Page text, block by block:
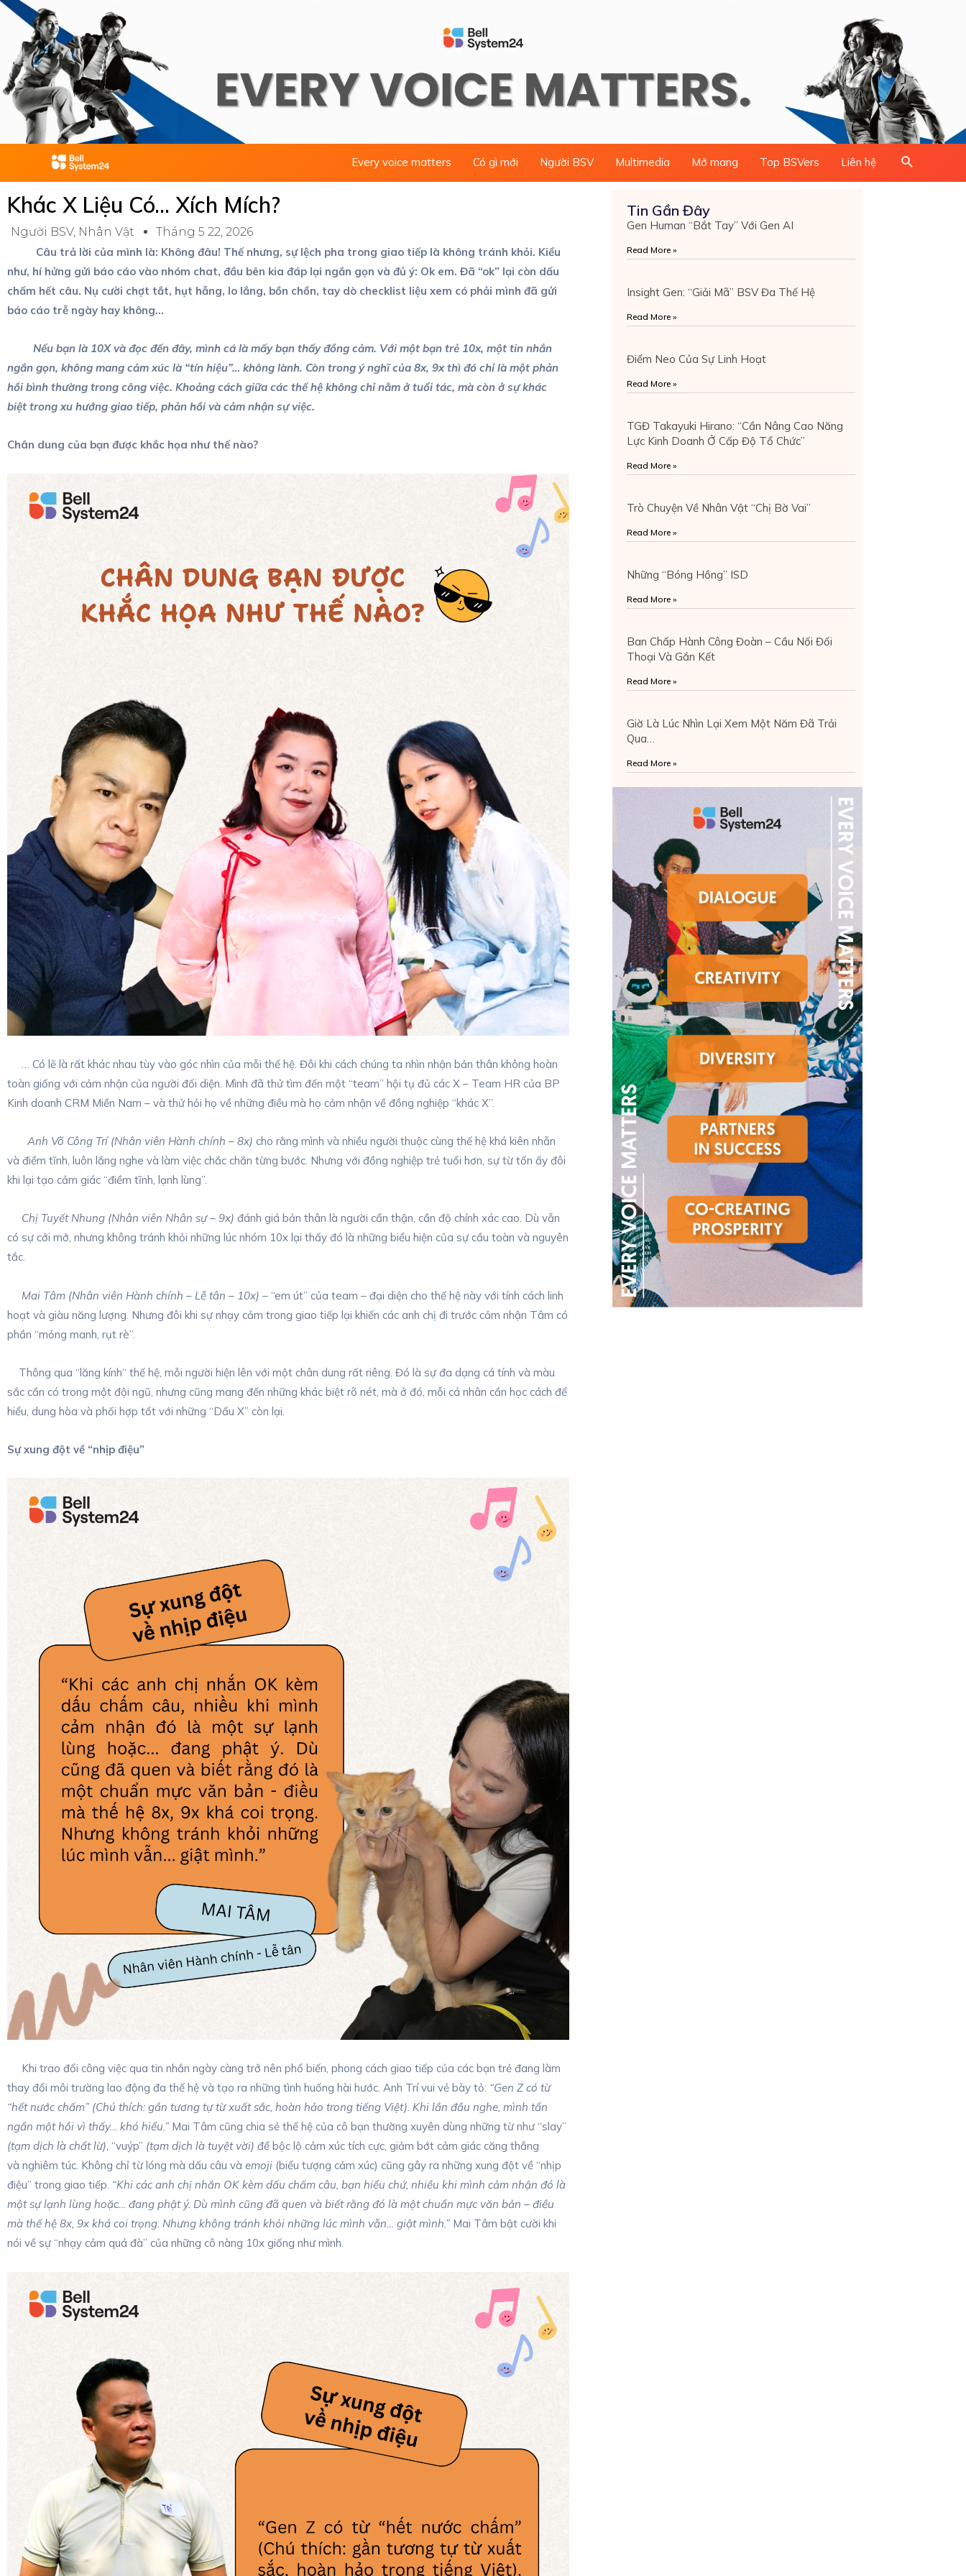
Skip
content
Every voice matters Có gì mới Người BSV Multimedia Mở mang Top BSVers Liên hệ Search
Khác X Liệu Có… Xích Mích?
Người BSV, Nhân Vật
Tháng 5 22, 2026
Câu trả lời của mình là: Không đâu! Thế nhưng, sự lệch pha trong giao tiếp là không tránh khỏi. Kiểu
như, hí hửng gửi báo cáo vào nhóm chat, đầu bên kia đáp lại ngắn gọn và đủ ý: Ok em. Đã “ok” lại còn dấu
chấm hết câu. Nụ cười chợt tắt, hụt hẫng, lo lắng, bồn chồn, tay dò checklist liệu xem có phải mình đã gửi
báo cáo trễ ngày hay không…
Nếu bạn là 10X và đọc đến đây, mình cá là mấy bạn thấy đồng cảm. Với một bạn trẻ 10x, một tin nhắn
ngắn gọn, không mang cảm xúc là “tín hiệu”… không lành. Còn trong ý nghĩ của 8x, 9x thì đó chỉ là một phản
hồi bình thường trong công việc. Khoảng cách giữa các thế hệ không chỉ nằm ở tuổi tác, mà còn ở sự khác
biệt trong xu hướng giao tiếp, phản hồi và cảm nhận sự việc.
Chân dung của bạn được khắc họa như thế nào?
… Có lẽ là rất khác nhau tùy vào góc nhìn của mỗi thế hệ. Đôi khi cách chúng ta nhìn nhận bản thân không hoàn
toàn giống với cảm nhận của người đối diện. Mình đã thử tìm đến một “team” hội tụ đủ các X – Team HR của BP
Kinh doanh CRM Miền Nam – và thử hỏi họ về những điều mà họ cảm nhận về đồng nghiệp “khác X”.
Anh Võ Công Trí (Nhân viên Hành chính – 8x) cho rằng mình và nhiều người thuộc cùng thế hệ khá kiên nhẫn
và điềm tĩnh, luôn lắng nghe và làm việc chắc chắn từng bước. Nhưng với đồng nghiệp trẻ tuổi hơn, sự từ tốn ấy đôi
khi lại tạo cảm giác “điềm tĩnh, lạnh lùng”.
Chị Tuyết Nhung (Nhân viên Nhân sự – 9x) đánh giá bản thân là người cẩn thận, cần độ chính xác cao. Dù vẫn
có sự cởi mở, nhưng không tránh khỏi những lúc nhóm 10x lại thấy đó là những biểu hiện của sự cầu toàn và nguyên
tắc.
Mai Tâm (Nhân viên Hành chính – Lễ tân – 10x) – “em út” của team – đại diện cho thế hệ này với tính cách linh
hoạt và giàu năng lượng. Nhưng đôi khi sự nhạy cảm trong giao tiếp lại khiến các anh chị đi trước cảm nhận Tâm có
phần “mỏng manh, rụt rè”.
Thông qua “lăng kính“ thế hệ, mỗi người hiện lên với một chân dung rất riêng. Đó là sự đa dạng cá tính và màu
sắc cần có trong một đội ngũ, nhưng cũng mang đến những khác biệt rõ nét, mà ở đó, mỗi cá nhân cần học cách để
hiểu, dung hòa và phối hợp tốt với những “Dấu X” còn lại.
Sự xung đột về “nhịp điệu”
Khi trao đổi công việc qua tin nhắn ngày càng trở nên phổ biến, phong cách giao tiếp của các bạn trẻ đang làm
thay đổi môi trường lao động đa thế hệ và tạo ra những tình huống hài hước. Anh Trí vui vẻ bày tỏ: “Gen Z có từ
“hết nước chấm” (Chú thích: gần tương tự từ xuất sắc, hoàn hảo trong tiếng Việt). Khi lần đầu nghe, mình tẩn
ngẩn một hồi vì thấy… khó hiểu.” Mai Tâm cũng chia sẻ thế hệ của cô bạn thường xuyên dùng những từ như “slay”
(tạm dịch là chất lừ), “vuýp” (tạm dịch là tuyệt vời) để bộc lộ cảm xúc tích cực, giảm bớt cảm giác căng thẳng
và nghiêm túc. Không chỉ từ lóng mà dấu câu và emoji (biểu tượng cảm xúc) cũng gây ra những xung đột về “nhịp
điệu” trong giao tiếp. “Khi các anh chị nhắn OK kèm dấu chấm câu, bạn hiểu chứ, nhiều khi mình cảm nhận đó là
một sự lạnh lùng hoặc… đang phật ý. Dù mình cũng đã quen và biết rằng đó là một chuẩn mực văn bản – điều
mà thế hệ 8x, 9x khá coi trọng. Nhưng không tránh khỏi những lúc mình vẫn… giật mình.” Mai Tâm bật cười khi
nói về sự “nhạy cảm quá đà” của những cô nàng 10x giống như mình.
Tin Gần Đây
Gen Human “bắt Tay” Với Gen AI
Read More »
Insight Gen: “Giải Mã” BSV Đa Thế Hệ
Read More »
Điểm Neo Của Sự Linh Hoạt
Read More »
TGĐ Takayuki Hirano: “Cần Nâng Cao Năng
Lực Kinh Doanh Ở Cấp Độ Tổ Chức”
Read More »
Trò Chuyện Về Nhân Vật “Chị Bờ Vai”
Read More »
Những “Bóng Hồng” ISD
Read More »
Ban Chấp Hành Công Đoàn – Cầu Nối Đối
Thoại Và Gắn Kết
Read More »
Giờ Là Lúc Nhìn Lại Xem Một Năm Đã Trải
Qua…
Read More »